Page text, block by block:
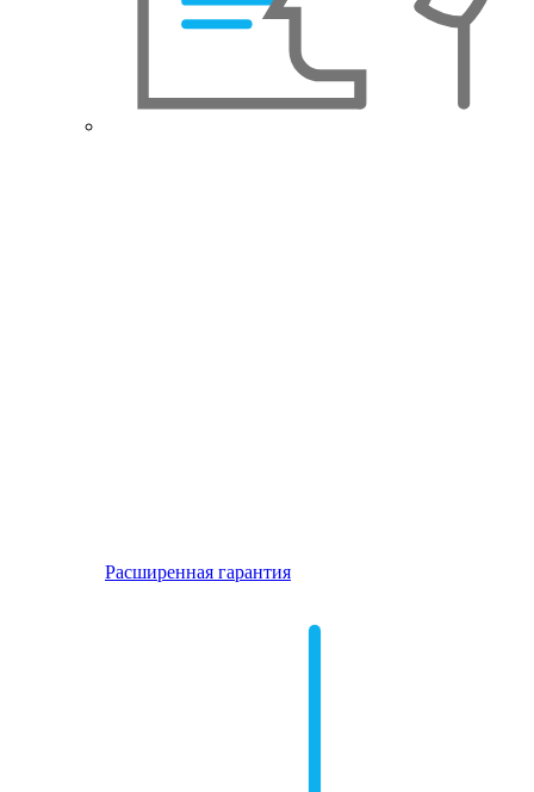
Расширенная гарантия